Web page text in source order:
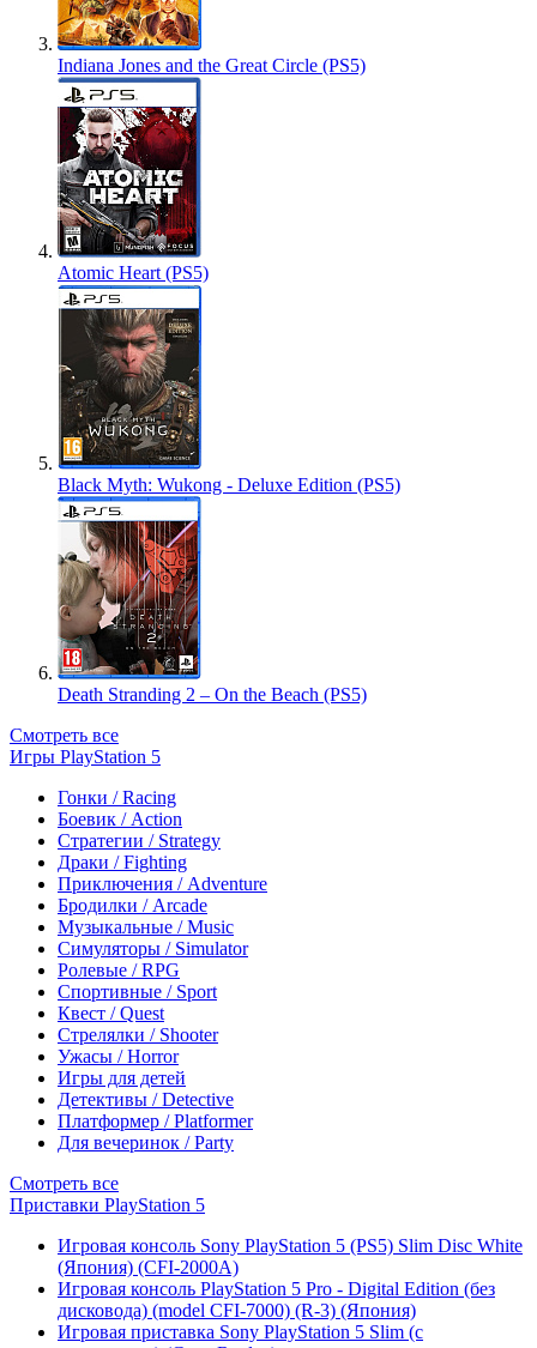
Indiana Jones and the Great Circle (PS5)
Atomic Heart (PS5)
Black Myth: Wukong - Deluxe Edition (PS5)
Death Stranding 2 – On the Beach (PS5)
Смотреть все
Игры PlayStation 5
Гонки / Racing
Боевик / Action
Стратегии / Strategy
Драки / Fighting
Приключения / Adventure
Бродилки / Arcade
Музыкальные / Music
Симуляторы / Simulator
Ролевые / RPG
Спортивные / Sport
Квест / Quest
Стрелялки / Shooter
Ужасы / Horror
Игры для детей
Детективы / Detective
Платформер / Platformer
Для вечеринок / Party
Смотреть все
Приставки PlayStation 5
Игровая консоль Sony PlayStation 5 (PS5) Slim Disc White
(Япония) (CFI-2000A)
Игровая консоль PlayStation 5 Pro - Digital Edition (без
дисковода) (model CFI-7000) (R-3) (Япония)
Игровая приставка Sony PlayStation 5 Slim (с